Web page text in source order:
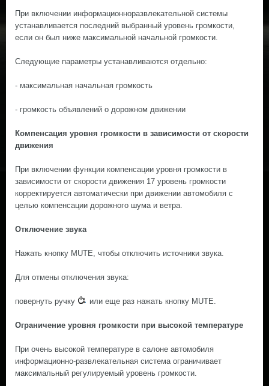
При включении информационноразвлекательной системы
устанавливается последний выбранный уровень громкости,
если он был ниже максимальной начальной громкости.
Следующие параметры устанавливаются отдельно:
- максимальная начальная громкость
- громкость объявлений о дорожном движении
Компенсация уровня громкости в зависимости от скорости
движения
При включении функции компенсации уровня громкости в
зависимости от скорости движения 17 уровень громкости
корректируется автоматически при движении автомобиля с
целью компенсации дорожного шума и ветра.
Отключение звука
Нажать кнопку MUTE, чтобы отключить источники звука.
Для отмены отключения звука:
повернуть ручку или еще раз нажать кнопку MUTE.
Ограничение уровня громкости при высокой температуре
При очень высокой температуре в салоне автомобиля
информационно-развлекательная система ограничивает
максимальный регулируемый уровень громкости.